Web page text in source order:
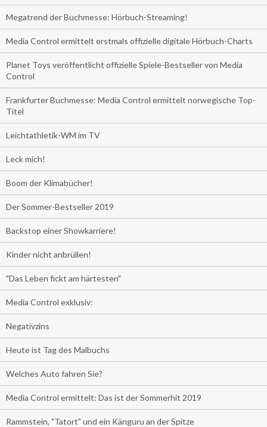
Megatrend der Buchmesse: Hörbuch-Streaming!
Media Control ermittelt erstmals offizielle digitale Hörbuch-Charts
Planet Toys veröffentlicht offizielle Spiele-Bestseller von Media
Control
Frankfurter Buchmesse: Media Control ermittelt norwegische Top-
Titel
Leichtathletik-WM im TV
Leck mich!
Boom der Klimabücher!
Der Sommer-Bestseller 2019
Backstop einer Showkarriere!
Kinder nicht anbrüllen!
"Das Leben fickt am härtesten"
Media Control exklusiv:
Negativzins
Heute ist Tag des Malbuchs
Welches Auto fahren Sie?
Media Control ermittelt: Das ist der Sommerhit 2019
Rammstein, "Tatort" und ein Känguru an der Spitze